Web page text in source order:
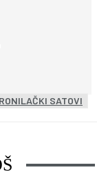
RONILAČKI SATOVI